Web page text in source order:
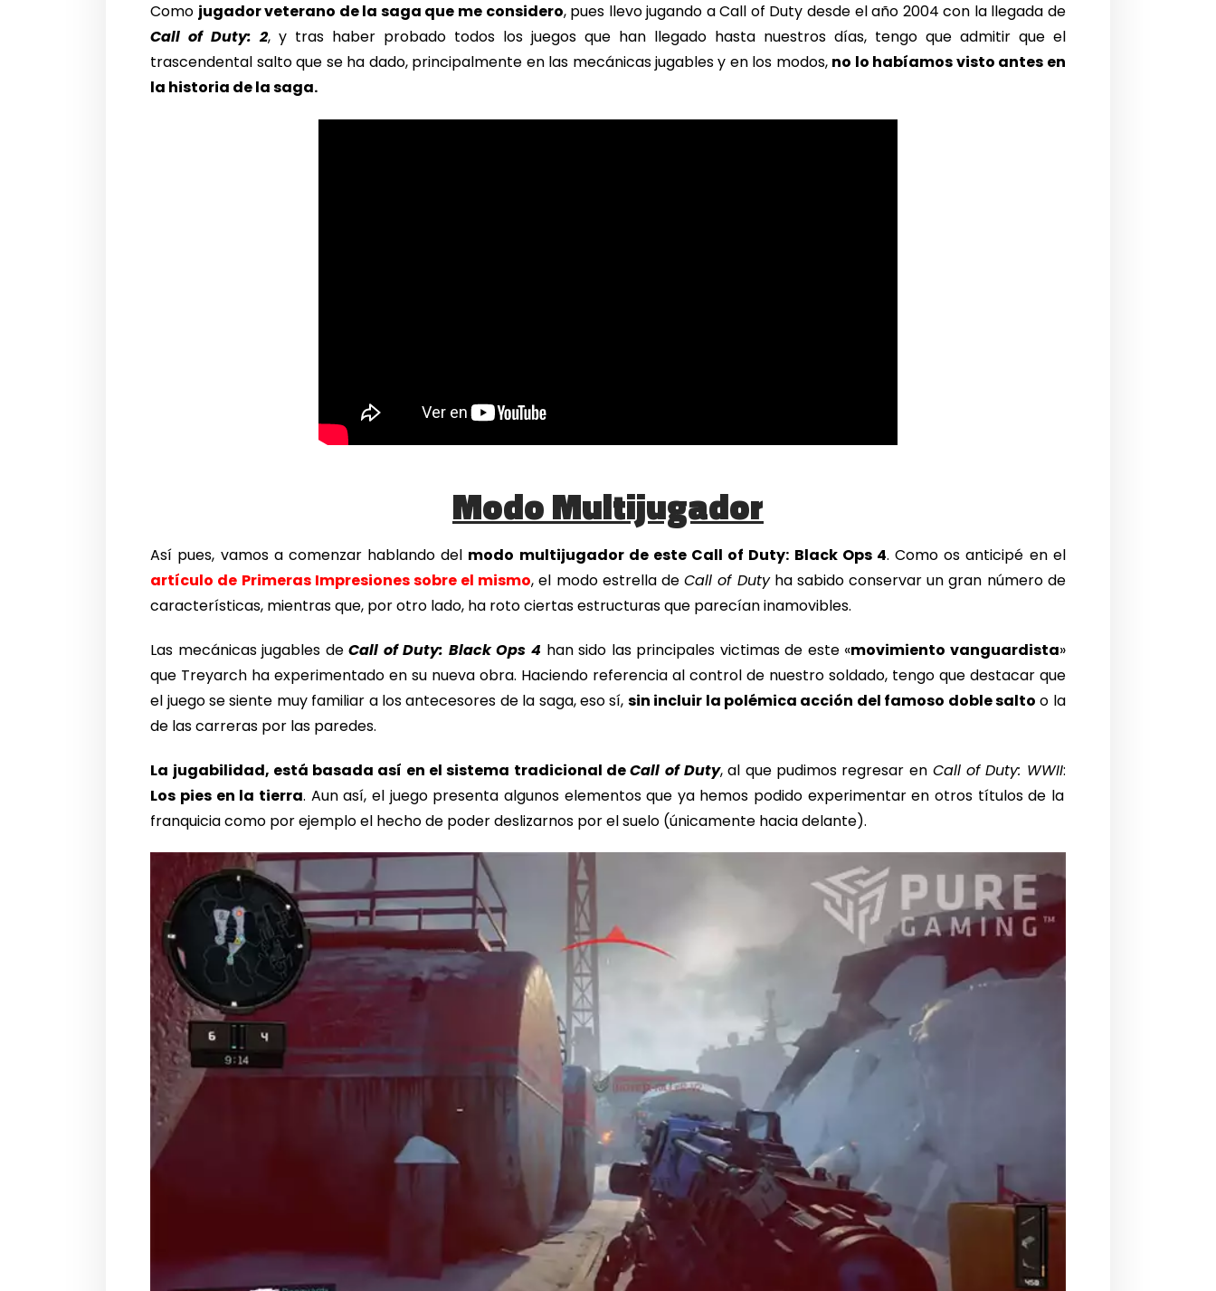
Como jugador veterano de la saga que me considero, pues llevo jugando a Call of Duty desde el año 2004 con la llegada de
Call of Duty: 2, y tras haber probado todos los juegos que han llegado hasta nuestros días, tengo que admitir que el
trascendental salto que se ha dado, principalmente en las mecánicas jugables y en los modos, no lo habíamos visto antes en
la historia de la saga.
Modo Multijugador
Así pues, vamos a comenzar hablando del modo multijugador de este Call of Duty: Black Ops 4. Como os anticipé en el
artículo de Primeras Impresiones sobre el mismo, el modo estrella deCall of Dutyha sabido conservar un gran número de
características, mientras que, por otro lado, ha roto ciertas estructuras que parecían inamovibles.
Las mecánicas jugables deCall of Duty: Black Ops 4 han sido las principales victimas de este «movimiento vanguardista»
que Treyarch ha experimentado en su nueva obra. Haciendo referencia al control de nuestro soldado, tengo que destacar que
el juego se siente muy familiar a los antecesores de la saga, eso sí, sin incluir la polémica acción del famoso doble salto o la
de las carreras por las paredes.
La jugabilidad, está basada así en el sistema tradicional deCall of Duty, al que pudimos regresar enCall of Duty: WWII:
Los pies en la tierra. Aun así, el juego presenta algunos elementos que ya hemos podido experimentar en otros títulos de la
franquicia como por ejemplo el hecho de poder deslizarnos por el suelo (únicamente hacia delante).